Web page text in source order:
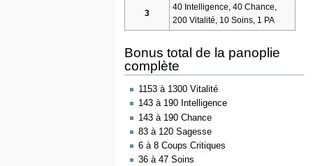
3
40 Intelligence, 40 Chance,
200 Vitalité, 10 Soins, 1 PA
Bonus total de la panoplie
complète
1153 à 1300 Vitalité
143 à 190 Intelligence
143 à 190 Chance
83 à 120 Sagesse
6 à 8 Coups Critiques
36 à 47 Soins